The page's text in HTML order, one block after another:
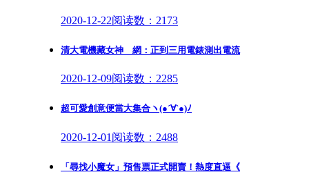
2020-12-22阅读数：2173
清大電機藏女神 網：正到三用電錶測出電流
2020-12-09阅读数：2285
超可愛創意便當大集合ヽ(●´∀`●)ﾉ
2020-12-01 阅读数：2488
「尋找小魔女」預售票正式開賣！熱度直逼《